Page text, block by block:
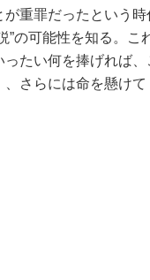
重罪だったという
”の可能性を知る。
たい何を捧げれば、
さらには命を懸け